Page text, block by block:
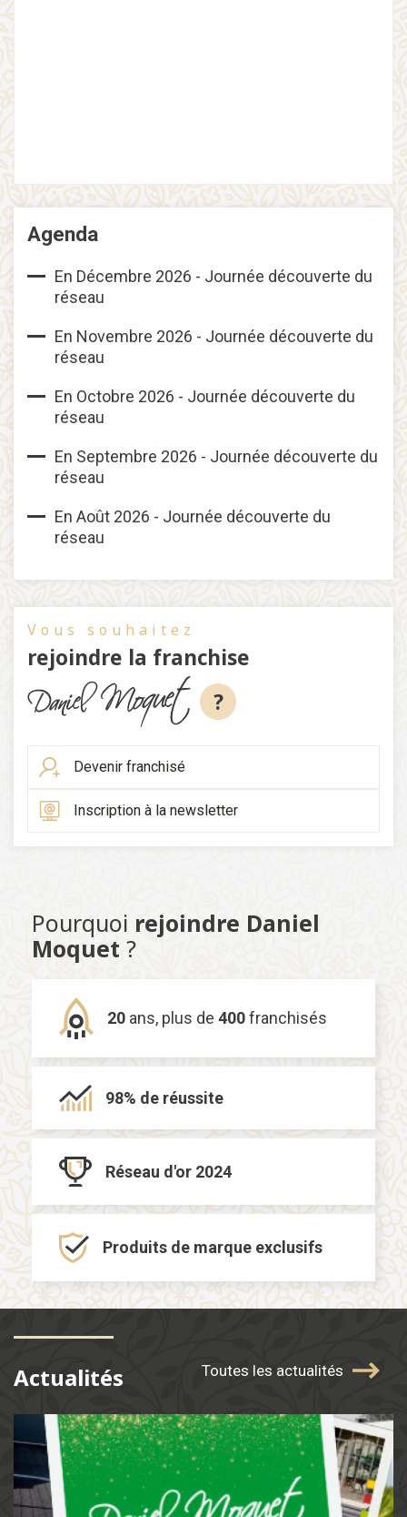
Agenda
En Décembre 2026 - Journée découverte du
réseau
En Novembre 2026 - Journée découverte du
réseau
En Octobre 2026 - Journée découverte du
réseau
En Septembre 2026 - Journée découverte du
réseau
En Août 2026 - Journée découverte du
réseau
Vous souhaitez
rejoindre la franchise
?
Devenir franchisé
Inscription à la newsletter
Pourquoi rejoindre Daniel
Moquet ?
20 ans, plus de 400franchisés
98% de réussite
Réseau d'or 2024
Produits de marque exclusifs
Actualités Toutes les actualités